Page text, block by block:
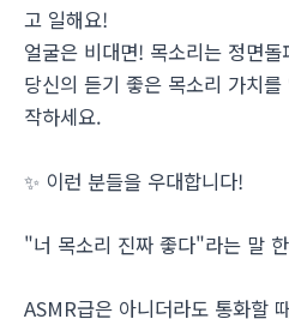
고 일해요!
얼굴은 비대면! 목소리는 정면돌
당신의 듣기 좋은 목소리 가치
작하세요.
✨ 이런 분들을 우대합니다!
"너 목소리 진짜 좋다"라는 말
ASMR급은 아니더라도 통화할